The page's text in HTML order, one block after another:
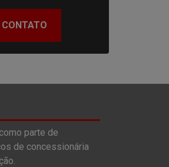
CONTATO
parte de
de concessionária